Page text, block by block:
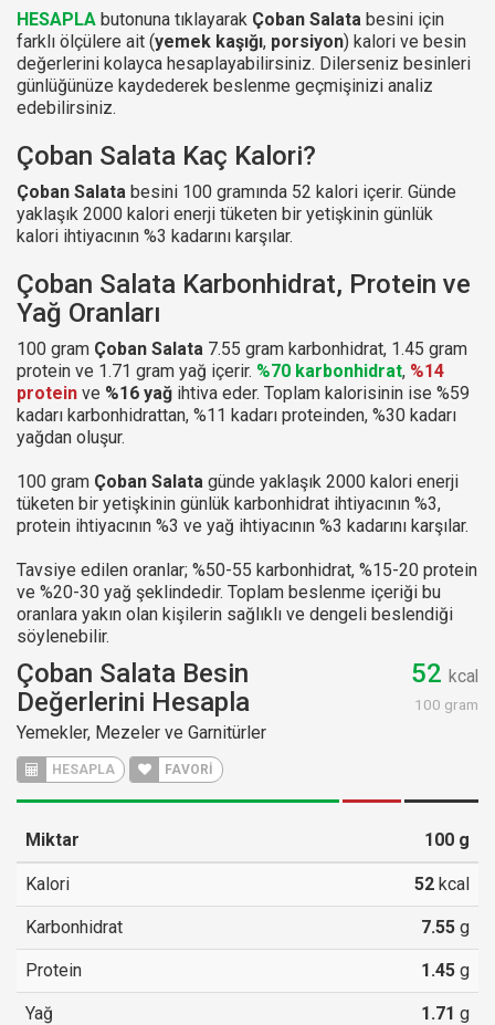
HESAPLA butonuna tıklayarak Çoban Salata besini için
farklı ölçülere ait (yemek kaşığı, porsiyon) kalori ve besin
değerlerini kolayca hesaplayabilirsiniz. Dilerseniz besinleri
günlüğünüze kaydederek beslenme geçmişinizi analiz
edebilirsiniz.
Çoban Salata Kaç Kalori?
Çoban Salata besini 100 gramında 52 kalori içerir. Günde
yaklaşık 2000 kalori enerji tüketen bir yetişkinin günlük
kalori ihtiyacının %3 kadarını karşılar.
Çoban Salata Karbonhidrat, Protein ve
Yağ Oranları
100 gram Çoban Salata 7.55 gram karbonhidrat, 1.45 gram
protein ve 1.71 gram yağ içerir. %70 karbonhidrat, %14
protein ve %16 yağ ihtiva eder. Toplam kalorisinin ise %59
kadarı karbonhidrattan, %11 kadarı proteinden, %30 kadarı
yağdan oluşur.
100 gram Çoban Salata günde yaklaşık 2000 kalori enerji
tüketen bir yetişkinin günlük karbonhidrat ihtiyacının %3,
protein ihtiyacının %3 ve yağ ihtiyacının %3 kadarını karşılar.
Tavsiye edilen oranlar; %50-55 karbonhidrat, %15-20 protein
ve %20-30 yağ şeklindedir. Toplam beslenme içeriği bu
oranlara yakın olan kişilerin sağlıklı ve dengeli beslendiği
söylenebilir.
Çoban Salata Besin
Değerlerini Hesapla
Yemekler, Mezeler ve Garnitürler
HESAPLA FAVORİ
52 kcal
100 gram
Miktar 100 g
Kalori 52 kcal
Karbonhidrat 7.55 g
Protein 1.45 g
Yağ 1.71 g